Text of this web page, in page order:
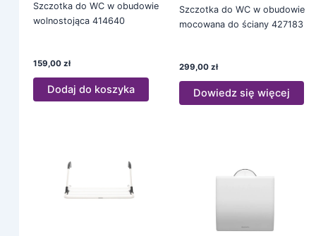
Szczotka do WC w obudowie
wolnostojąca 414640
159,00 zł
Dodaj do koszyka
Szczotka do WC w obudowie
mocowana do ściany 427183
299,00 zł
Dowiedz się więcej